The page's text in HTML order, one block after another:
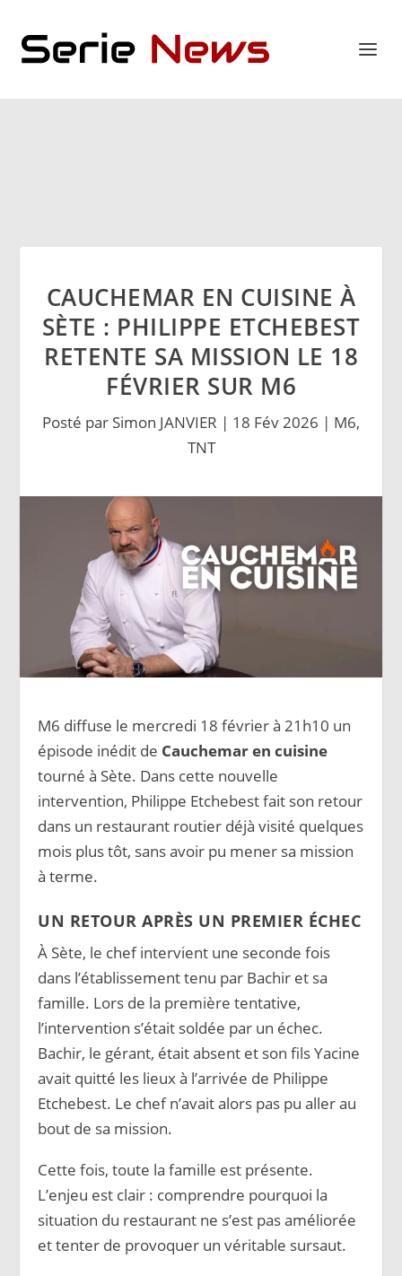
CAUCHEMAR EN CUISINE À
SÈTE : PHILIPPE ETCHEBEST
RETENTE SA MISSION LE 18
FÉVRIER SUR M6
Posté par Simon JANVIER | 18 Fév 2026 | M6,
TNT
M6 diffuse le mercredi 18 février à 21h10 un
épisode inédit de Cauchemar en cuisine
tourné à Sète. Dans cette nouvelle
intervention, Philippe Etchebest fait son retour
dans un restaurant routier déjà visité quelques
mois plus tôt, sans avoir pu mener sa mission
à terme.
UN RETOUR APRÈS UN PREMIER ÉCHEC
À Sète, le chef intervient une seconde fois
dans l’établissement tenu par Bachir et sa
famille. Lors de la première tentative,
l’intervention s’était soldée par un échec.
Bachir, le gérant, était absent et son fils Yacine
avait quitté les lieux à l’arrivée de Philippe
Etchebest. Le chef n’avait alors pas pu aller au
bout de sa mission.
Cette fois, toute la famille est présente.
L’enjeu est clair : comprendre pourquoi la
situation du restaurant ne s’est pas améliorée
et tenter de provoquer un véritable sursaut.